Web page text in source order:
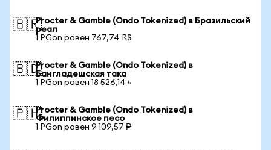
🇧🇷Procter & Gamble (Ondo Tokenized) в Бразильский
реал
1 PGon равен 767,74 R$
🇧🇩Procter & Gamble (Ondo Tokenized) в
Бангладешская така
1 PGon равен 18 526,14 ৳
🇵🇭Procter & Gamble (Ondo Tokenized) в
Филиппинское песо
1 PGon равен 9 109,57 ₱